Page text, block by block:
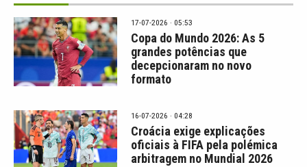
17-07-2026 · 05:53
Copa do Mundo 2026: As 5
grandes potências que
decepcionaram no novo
formato
16-07-2026 · 04:28
Croácia exige explicações
oficiais à FIFA pela polémica
arbitragem no Mundial 2026